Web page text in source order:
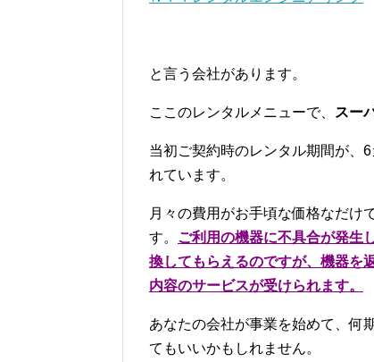
と言う会社があります。
ここのレンタルメニューで、 スー
当初ご契約時のレンタル期間が、
れています。
月々の費用がお手頃な価格なだけ
す。 ご利用の機器に不具合が発生
換してもらえるのですが、機器を
内容のサービスが受けられます。
あなたの会社が事業を始めて、何
てもいいかもしれません。